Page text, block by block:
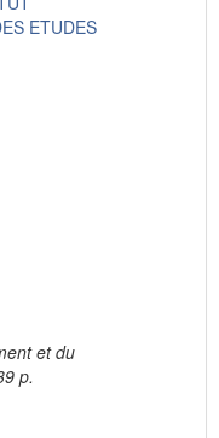
ETUDES
et du
p.